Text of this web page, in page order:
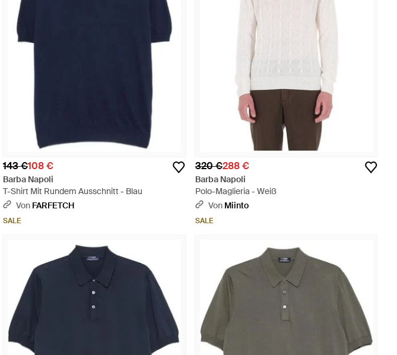
143 €108 €
Barba Napoli
T-Shirt Mit Rundem Ausschnitt - Blau
Von FARFETCH
SALE
320 €288 €
Barba Napoli
Polo-Maglieria - Weiß
Von Miinto
SALE